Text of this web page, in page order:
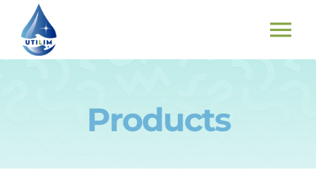
content
PRODUCTOSProducts